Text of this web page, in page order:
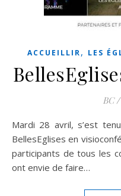
ACCUEILLIR, LES
BC /
Mardi 28 avril, s’est tenue une initiation à la plateforme
BellesEglises en
participants de tous les
ont envie de faire…